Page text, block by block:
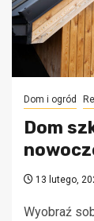
Dom i ogród
Dom
13 lutego,
Wyobraź